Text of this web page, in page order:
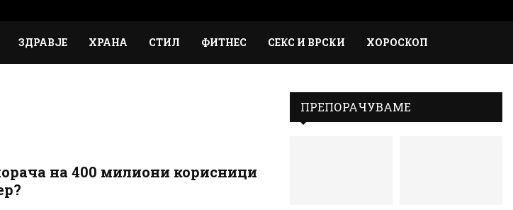
ЗДРАВЈЕ ХРАНА СТИЛ ФИТНЕС СЕКС И ВРСКИ ХОРОСКОП
на 400 милиони корисници
ПРЕПОРАЧУВАМЕ